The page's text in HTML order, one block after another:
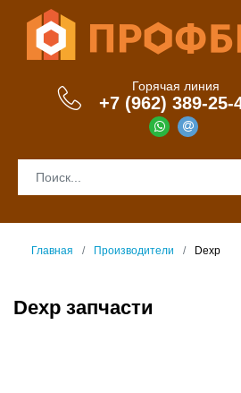
Горячая линия
+7 (962) 389-25-
Главная Производители Dexp
Dexp запчасти